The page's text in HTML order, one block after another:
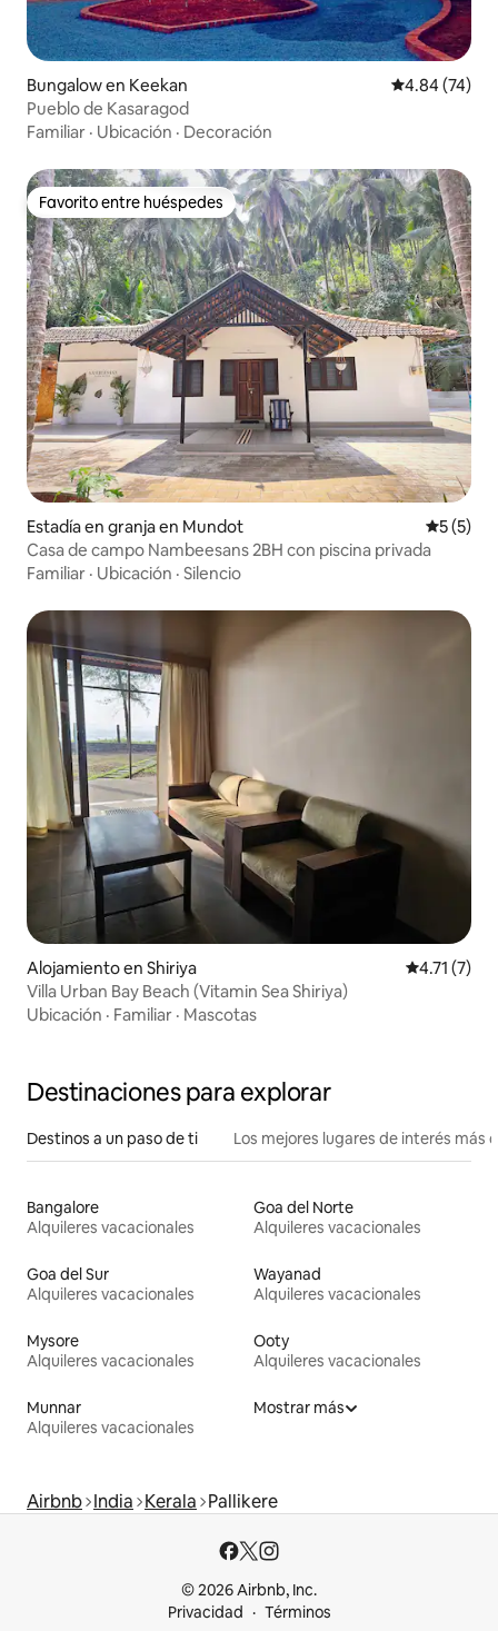
Bungalow en Keekan Calificación
4.84 (74)
Pueblo de Kasaragod
Familiar · Ubicación · Decoración
Favorito entre huéspedes
Favorito entre huéspedes
Estadía en granja en Mundot
5 (5)
Casa de campo Nambeesans 2BH con piscina privada
Familiar · Ubicación · Silencio
Alojamiento en Shiriya Calificación
4.71 (7)
Villa Urban Bay Beach (Vitamin Sea Shiriya)
Ubicación · Familiar · Mascotas
Destinaciones para explorar
Destinos a un paso de ti Los mejores lugares de interés más
Bangalore
Alquileres vacacionales
Goa del Norte
Alquileres vacacionales
Goa del Sur
Alquileres vacacionales
Wayanad
Alquileres vacacionales
Mysore
Alquileres vacacionales
Ooty
Alquileres vacacionales
Munnar
Alquileres vacacionales
Mostrar más
Airbnb India Kerala Pallikere
© 2026 Airbnb, Inc.
Privacidad
Términos